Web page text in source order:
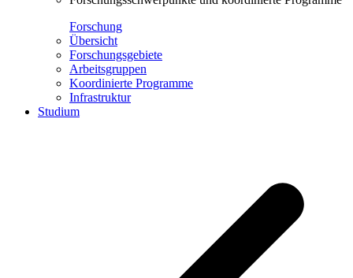
Forschung
Übersicht
Forschungsgebiete
Arbeitsgruppen
Koordinierte Programme
Infrastruktur
Studium